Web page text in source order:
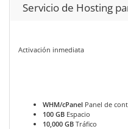
Servicio de Hosting
Activación inmediata
WHM/cPanel Panel de
100 GB Espacio
10,000 GB Tráfico